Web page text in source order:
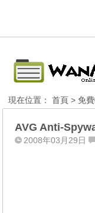
現在位置：首頁 >免
AVG Anti-
2008年03月29日